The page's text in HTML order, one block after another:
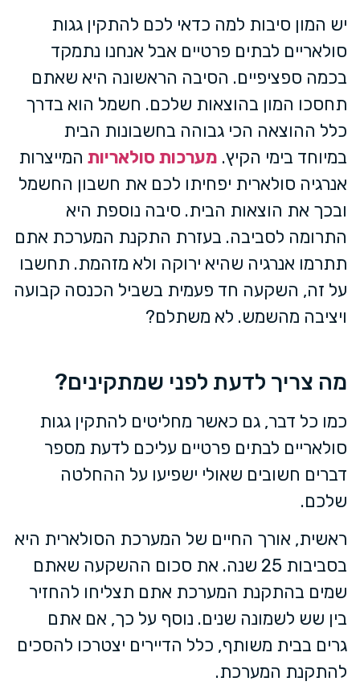
יש המון סיבות למה כדאי לכם להתקין גגות
סולאריים לבתים פרטיים אבל אנחנו נתמקד
בכמה ספציפיים. הסיבה הראשונה היא שאתם
תחסכו המון בהוצאות שלכם. חשמל הוא בדרך
כלל ההוצאה הכי גבוהה בחשבונות הבית
במיוחד בימי הקיץ. מערכות סולאריות המייצרות
אנרגיה סולארית יפחיתו לכם את חשבון החשמל
ובכך את הוצאות הבית. סיבה נוספת היא
התרומה לסביבה. בעזרת התקנת המערכת אתם
תתרמו אנרגיה שהיא ירוקה ולא מזהמת. תחשבו
על זה, השקעה חד פעמית בשביל הכנסה קבועה
ויציבה מהשמש. לא משתלם?
מה צריך לדעת לפני שמתקינים?
כמו כל דבר, גם כאשר מחליטים להתקין גגות
סולאריים לבתים פרטיים עליכם לדעת מספר
דברים חשובים שאולי ישפיעו על ההחלטה
שלכם.
ראשית, אורך החיים של המערכת הסולארית היא
בסביבות 25 שנה. את סכום ההשקעה שאתם
שמים בהתקנת המערכת אתם תצליחו להחזיר
בין שש לשמונה שנים. נוסף על כך, אם אתם
גרים בבית משותף, כלל הדיירים יצטרכו להסכים
להתקנת המערכת.